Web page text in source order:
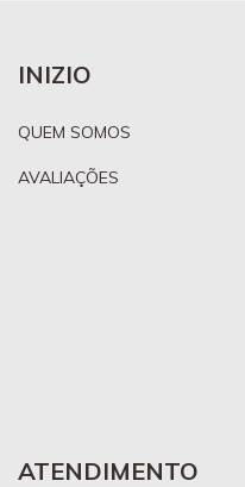
INIZIO
QUEM SOMOS
AVALIAÇÕES
ATENDIMENTO